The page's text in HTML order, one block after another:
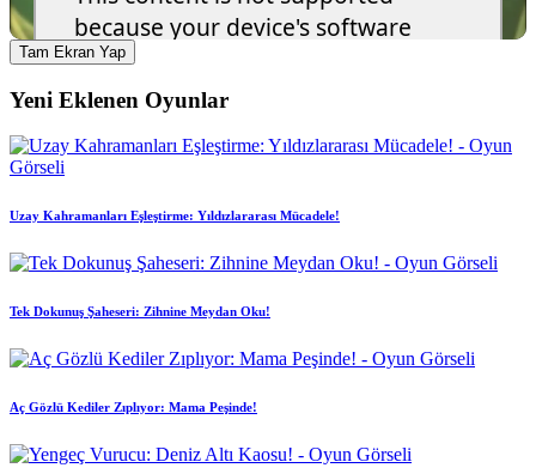
Tam Ekran Yap
Yeni Eklenen Oyunlar
Uzay Kahramanları Eşleştirme: Yıldızlararası Mücadele!
Tek Dokunuş Şaheseri: Zihnine Meydan Oku!
Aç Gözlü Kediler Zıplıyor: Mama Peşinde!